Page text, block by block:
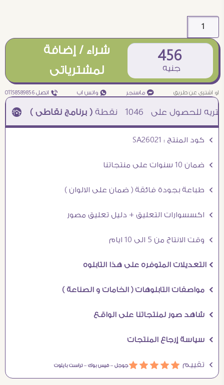
456
جنيه
شراء / إضافة
لمشترياتى
او اشترى عن طريق ¥ ماسنجر ₧ واتس اب ƒ اتصل 01158589856
1046 نقطة( برنامج نقاطى )à خصم 5% للعملاء الجدد à شحن مجانى عند الشراء ب 4000 جنيه à
Ö كود المنتج : SA26021
Ö ضمان 10 سنوات على منتجاتنا
Ö طباعة بجودة فائقة ( ضمان على الالوان )
Ö اكسسوارات التعليق + دليل تعليق مصور
Ö وقت الانتاج من 5 الى 10 ايام
Ö التعديلات المتوفره على هذا التابلوه
Ö مواصفات التابلوهات ( الخامات و الصناعة )
Ö شاهد صور لمنتجاتنا على الواقع
Ö سياسة إرجاع المنتجات
Ö تقييم áááááجوجل –فيس بوك –تراست بايلوت